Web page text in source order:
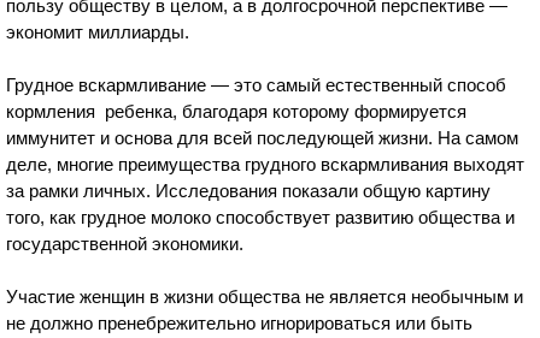
пользу обществу в целом, а в долгосрочной перспективе —
экономит миллиарды.
Грудное вскармливание — это самый естественный способ
кормления ребенка, благодаря которому формируется
иммунитет и основа для всей последующей жизни. На самом
деле, многие преимущества грудного вскармливания выходят
за рамки личных. Исследования показали общую картину
того, как грудное молоко способствует развитию общества и
государственной экономики.
Участие женщин в жизни общества не является необычным и
не должно пренебрежительно игнорироваться или быть